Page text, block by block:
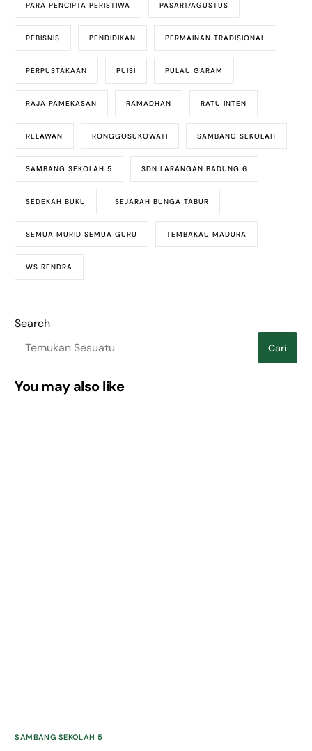
PARA PENCIPTA PERISTIWA PASAR17AGUSTUS
PEBISNIS PENDIDIKAN PERMAINAN TRADISIONAL
PERPUSTAKAAN PUISI PULAU GARAM
RAJA PAMEKASAN RAMADHAN RATU INTEN
RELAWAN RONGGOSUKOWATI SAMBANG SEKOLAH
SAMBANG SEKOLAH 5 SDN LARANGAN BADUNG 6
SEDEKAH BUKU SEJARAH BUNGA TABUR
SEMUA MURID SEMUA GURU TEMBAKAU MADURA
WS RENDRA
Search
Cari
You may also like
SAMBANG SEKOLAH 5